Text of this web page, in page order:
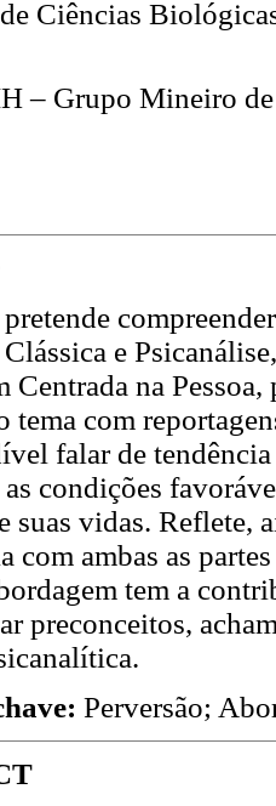
Ciências
– Grupo Mineiro
e
Centrada na
tema com
falar de
condições
suas vidas. Reflete,
com ambas as
tem a
preconceitos,
Perversão;